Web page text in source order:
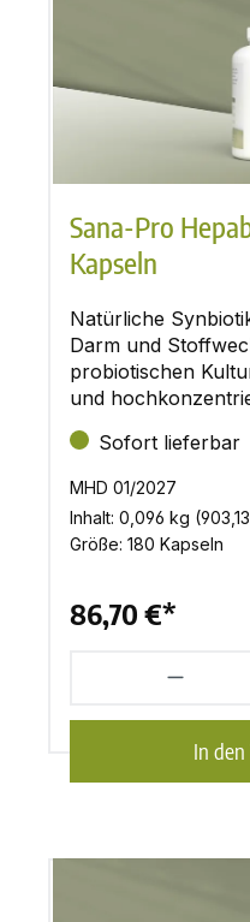
Sana-Pro
Kapseln
Natürliche
Darm und
probiotischen
und
Sofort lieferbar
MHD 01/2027
Inhalt: 0,096 kg
Größe: 180 Kapseln
86,70 €*
In